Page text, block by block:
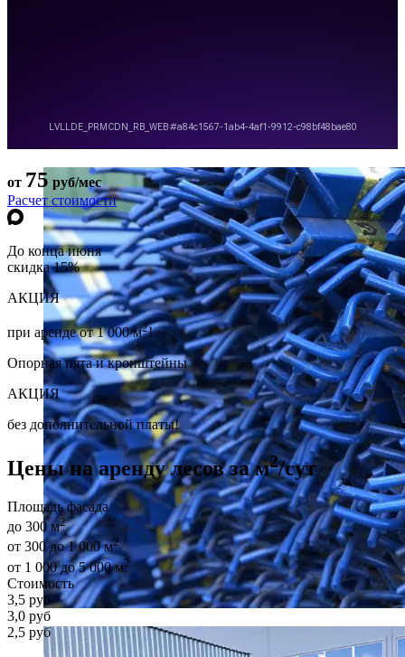
от 75 руб/мес
Расчет стоимости
До конца июня
скидка 15%
АКЦИЯ
при аренде от 1 000 м2!
Опорная пята и кронштейны
АКЦИЯ
без дополнительной платы!
Цены на аренду лесов за м2/сут
Площадь фасада
до 300 м2
от 300 до 1 000 м2
от 1 000 до 5 000 м2
Стоимость
3,5 руб
3,0 руб
2,5 руб